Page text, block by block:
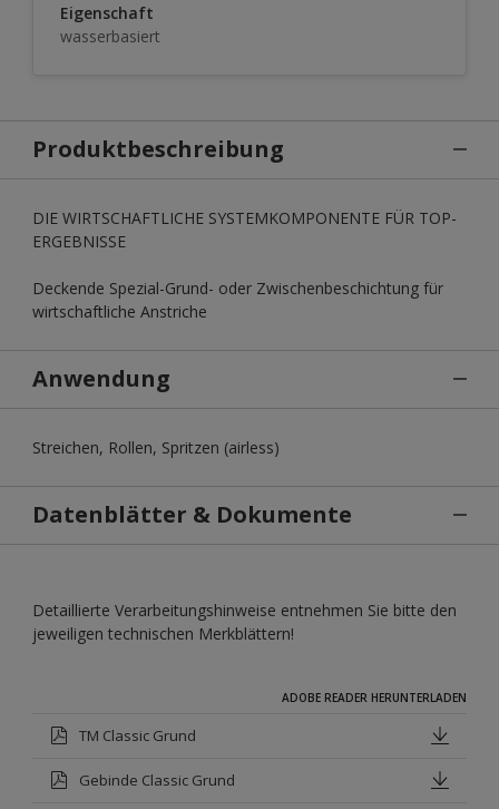
Eigenschaft
wasserbasiert
Produktbeschreibung
DIE WIRTSCHAFTLICHE SYSTEMKOMPONENTE FÜR TOP-
ERGEBNISSE
Deckende Spezial-Grund- oder Zwischenbeschichtung für
wirtschaftliche Anstriche
Anwendung
Streichen, Rollen, Spritzen (airless)
Datenblätter & Dokumente
Detaillierte Verarbeitungshinweise entnehmen Sie bitte den
jeweiligen technischen Merkblättern!
ADOBE READER HERUNTERLADEN
TM Classic Grund
Gebinde Classic Grund